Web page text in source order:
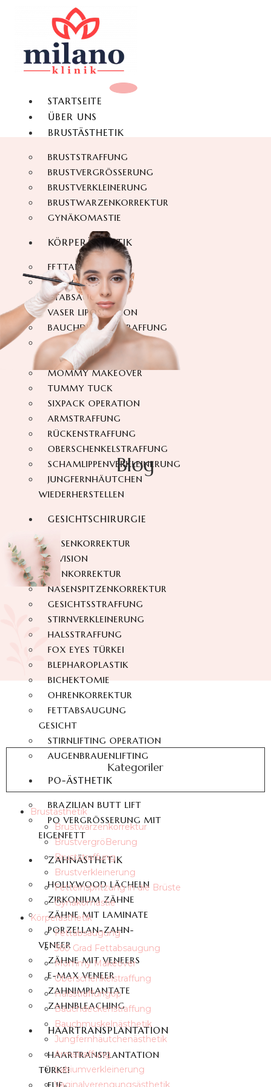
STARTSEITE
ÜBER UNS
BRUSTÄSTHETIK
BRUSTSTRAFFUNG
BRUSTVERGRÖSSERUNG
BRUSTVERKLEINERUNG
BRUSTWARZENKORREKTUR
GYNÄKOMASTIE
KÖRPERÄSTHETIK
FETTABSAUGUNG
360-GRAD-
FETTABSAUGUNG
VASER LIPOSUKTION
BAUCHDECKENSTRAFFUNG
360-GRAD-
BAUCHSTRAFFUNG
MOMMY MAKEOVER
TUMMY TUCK
SIXPACK OPERATION
ARMSTRAFFUNG
RÜCKENSTRAFFUNG
OBERSCHENKELSTRAFFUNG
SCHAMLIPPENVERKLEINERUNG
JUNGFERNHÄUTCHEN
WIEDERHERSTELLEN
GESICHTSCHIRURGIE
NASENKORREKTUR
REVISION
NASENKORREKTUR
NASENSPITZENKORREKTUR
GESICHTSSTRAFFUNG
STIRNVERKLEINERUNG
HALSSTRAFFUNG
FOX EYES TÜRKEI
BLEPHAROPLASTIK
BICHEKTOMIE
OHRENKORREKTUR
FETTABSAUGUNG
GESICHT
STIRNLIFTING OPERATION
AUGENBRAUENLIFTING
PO-ÄSTHETIK
BRAZILIAN BUTT LIFT
PO VERGRÖSSERUNG MIT E
IGENFETT
ZAHNÄSTHETIK
HOLLYWOOD LÄCHELN
ZIRKONIUM ZÄHNE
ZÄHNE MIT LAMINATE
PORZELLAN-ZAHN-
VENEER
ZÄHNE MIT VENEERS
E-MAX VENEER
ZAHNIMPLANTATE
ZAHNBLEACHING
HAARTRANSPLANTATION
HAARTRANSPLANTATION
TÜRKEI
Blog
Kategoriler
Brustästhetik
Brustwarzenkorrektur
BrustvergröBerung
Bruststraffung
Brustverkleinerung
Fetteinspritzung in die Brüste
Gynäkomastie
Körperästhetik
Fettabsaugung
360 Grad Fettabsaugung
Mommy Makeover
Oberschenkelstraffung
Halsstraffungop
Bauchdeckenstraffung
Bauchmuskelnästhetik
Jungfernhäutchenästhetik
Armstraffung
Labiumverkleinerung
Vaginalverengungsästhetik